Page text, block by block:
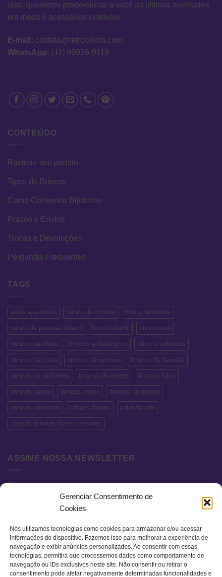
Gerenciar Consentimento de
Cookies
Nós utilizamos tecnologias como cookies para armazenar e/ou acessar
informações do dispositivo. Fazemos isso para melhorar a experiência de
navegação e exibir anúncios personalizados. Ao consentir com essas
tecnologias, permitirá que processemos dados como comportamento de
navegação ou IDs exclusivos neste site. Não consentir ou retirar o
consentimento pode afetar negativamente determinadas funcionalidades e
isso, queremos proporcionar a você as últimas novidades
em moda e acessórios criativos!
E-mail: contato@retrocolors.com
WhatsApp: (11) 99926-9119
CONTEÚDO
Rastreie seu pedido
Tipos de Brincos
Como Conservar Bijuterias
Prazos e Envios
Trocas e Devoluções
Perguntas Frequentes
TAGS
anéis ajustáveis brinco de comida brinco de doces
brinco de pressão infantil brinco infantil brinco rosa
brincos aesthetic brincos antialérgicos brincos coloridos
brincos da moda brincos de animais brincos de bebidas
brincos de bichinhos brincos divertidos brincos fofos
brincos kawaii brincos legais brincos pequenos
brincos pokemon colares longos coleção arte
coleção plantas flores e insetos
ASSINE NOSSA NEWSLETTER
Cadastre seu e-mail abaixo e fique por dentro de todas as
novidades e promoções exclusivas.